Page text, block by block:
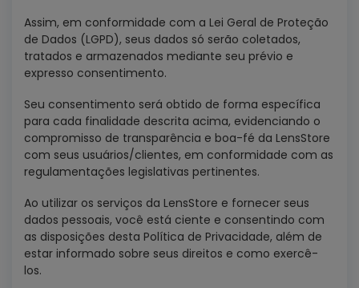
Assim, em conformidade com a Lei Geral de Proteção
de Dados (LGPD), seus dados só serão coletados,
tratados e armazenados mediante seu prévio e
expresso consentimento.
Seu consentimento será obtido de forma específica
para cada finalidade descrita acima, evidenciando o
compromisso de transparência e boa-fé da LensStore
com seus usuários/clientes, em conformidade com as
regulamentações legislativas pertinentes.
Ao utilizar os serviços da LensStore e fornecer seus
dados pessoais, você está ciente e consentindo com
as disposições desta Política de Privacidade, além de
estar informado sobre seus direitos e como exercê-
los.